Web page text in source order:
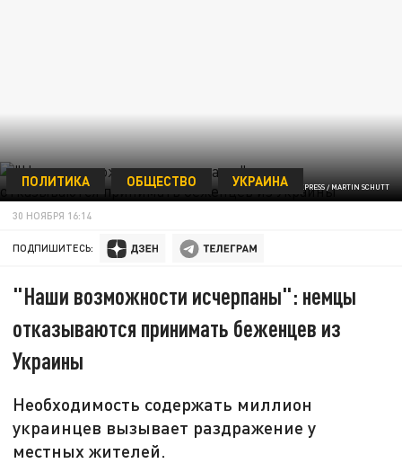
ФОТО: GLOBALLOOKPRESS / MARTIN SCHUTT
ПОЛИТИКА ОБЩЕСТВО УКРАИНА
30 НОЯБРЯ 16:14
ПОДПИШИТЕСЬ:
"Наши возможности исчерпаны": немцы
отказываются принимать беженцев из
Украины
Необходимость содержать миллион
украинцев вызывает раздражение у
местных жителей.